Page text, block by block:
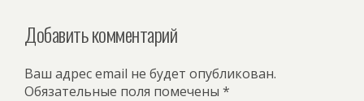
Добавить комментарий
Ваш адрес email не будет опубликован.
Обязательные поля помечены *